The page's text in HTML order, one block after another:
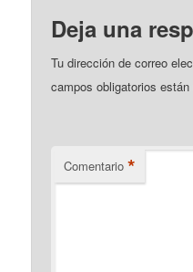
Deja una
Tu dirección de correo
campos obligatorios
Comentario *